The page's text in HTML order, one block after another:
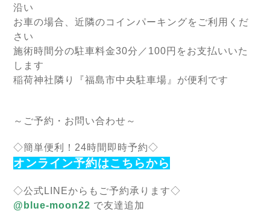
沿い
お車の場合、近隣のコインパーキングをご利用くだ
さい
施術時間分の駐車料金30分／100円をお支払いいた
します
稲荷神社隣り『福島市中央駐車場』が便利です
～ご予約・お問い合わせ～
◇簡単便利！24時間即時予約◇
オンライン予約はこちらから
◇公式LINEからもご予約承ります◇
@blue-moon22 で友達追加